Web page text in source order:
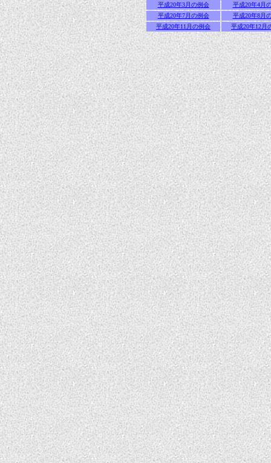
平成20年3月の例会
平成20年4月
平成20年7月の例会
平成20年8月
平成20年11月の例会
平成20年12月